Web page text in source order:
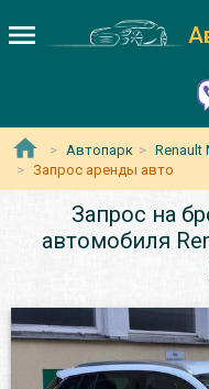
Автопарк
Renault
Запрос аренды авто
Запрос на
автомобиля